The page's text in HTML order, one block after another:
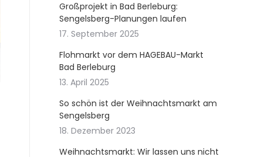
Großprojekt in Bad Berleburg:
Sengelsberg-Planungen laufen
17. September 2025
Flohmarkt vor dem HAGEBAU-Markt
Bad Berleburg
13. April 2025
So schön ist der Weihnachtsmarkt am
Sengelsberg
18. Dezember 2023
Weihnachtsmarkt: Wir lassen uns nicht